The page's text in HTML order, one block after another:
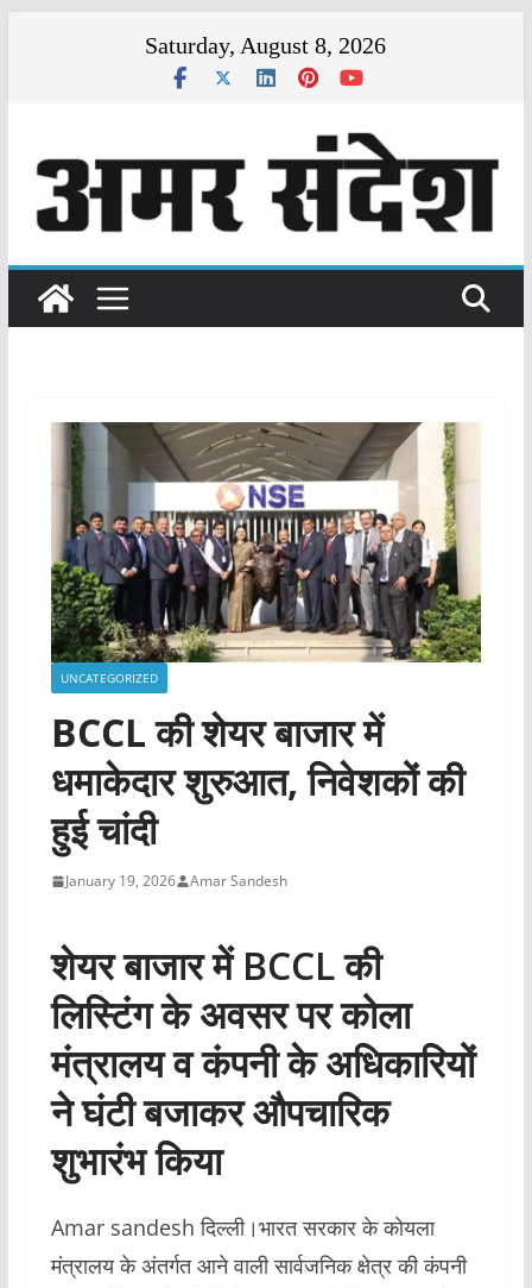
Saturday, August 8, 2026
UNCATEGORIZED
BCCL की शेयर बाजार में
धमाकेदार शुरुआत, निवेशकों की
हुई चांदी
January 19, 2026 Amar Sandesh
शेयर बाजार में BCCL की
लिस्टिंग के अवसर पर कोला
मंत्रालय व कंपनी के अधिकारियों
ने घंटी बजाकर औपचारिक
शुभारंभ किया
Amar sandesh दिल्ली।भारत सरकार के कोयला
मंत्रालय के अंतर्गत आने वाली सार्वजनिक क्षेत्र की कंपनी